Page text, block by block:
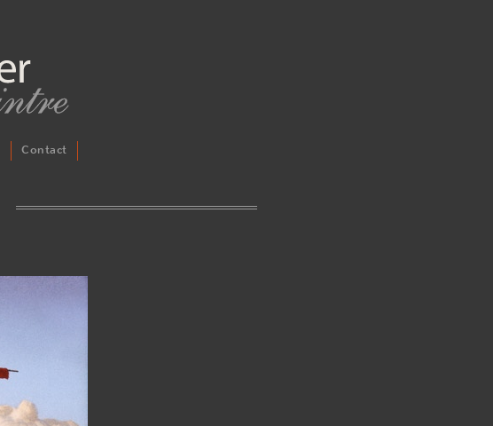
Contact